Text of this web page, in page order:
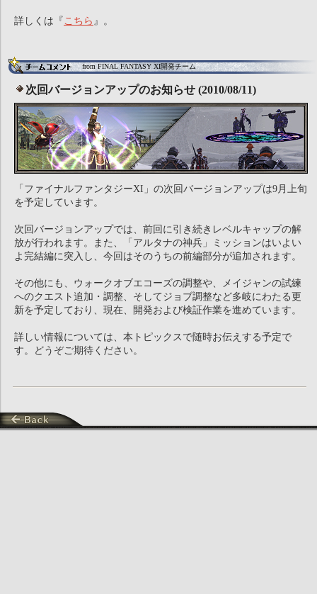
詳しくは『 こちら 』。
from FINAL FANTASY XI開発チーム
次回バージョンアップのお知らせ (2010/08/11)
「ファイナルファンタジーXI」の次回バージョンアップは9月上旬
を予定しています。
次回バージョンアップでは、前回に引き続きレベルキャップの解
放が行われます。また、「アルタナの神兵」ミッションはいよい
よ完結編に突入し、今回はそのうちの前編部分が追加されます。
その他にも、ウォークオブエコーズの調整や、メイジャンの試練
へのクエスト追加・調整、そしてジョブ調整など多岐にわたる更
新を予定しており、現在、開発および検証作業を進めています。
詳しい情報については、本トピックスで随時お伝えする予定で
す。どうぞご期待ください。